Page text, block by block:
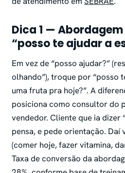
Dica 1 —
“posso te ajudar a
Em vez de “posso ajudar?”
olhando”), troque por “posso
uma fruta pra hoje?”. A
posiciona como consultor do
vendedor. Cliente que ia dizer
pensa, e pede orientação. Daí
(comer hoje, fazer vitamina,
Taxa de conversão da